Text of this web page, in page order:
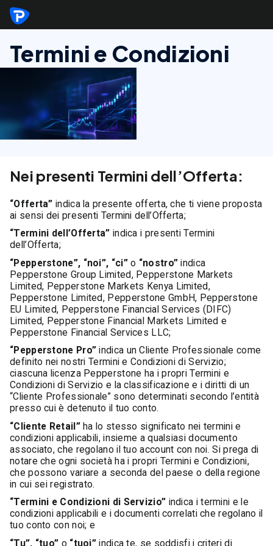
Termini e Condizioni
Nei presenti Termini dell’Offerta:
“Offerta” indica la presente offerta, che ti viene proposta
ai sensi dei presenti Termini dell’Offerta;
“Termini dell’Offerta” indica i presenti Termini
dell’Offerta;
“Pepperstone”, “noi”, “ci”o “nostro”indica
Pepperstone Group Limited, Pepperstone Markets
Limited, Pepperstone Markets Kenya Limited,
Pepperstone Limited, Pepperstone GmbH, Pepperstone
EU Limited, Pepperstone Financial Services (DIFC)
Limited, Pepperstone Financial Markets Limited e
Pepperstone Financial Services LLC;
“Pepperstone Pro”indica un Cliente Professionale come
definito nei nostri Termini e Condizioni di Servizio;
ciascuna licenza Pepperstone ha i propri Termini e
Condizioni di Servizio e la classificazione e i diritti di un
“Cliente Professionale” sono determinati secondo l’entità
presso cui è detenuto il tuo conto.
“Cliente Retail”ha lo stesso significato nei termini e
condizioni applicabili, insieme a qualsiasi documento
associato, che regolano il tuo account con noi. Si prega di
notare che ogni società ha i propri Termini e Condizioni,
che possono variare a seconda del paese o della regione
in cui sei registrato.
“Termini e Condizioni di Servizio” indica i termini e le
condizioni applicabili e i documenti correlati che regolano il
tuo conto con noi; e
“Tu”, “tuo” o “tuoi” indica te, se soddisfi i criteri di